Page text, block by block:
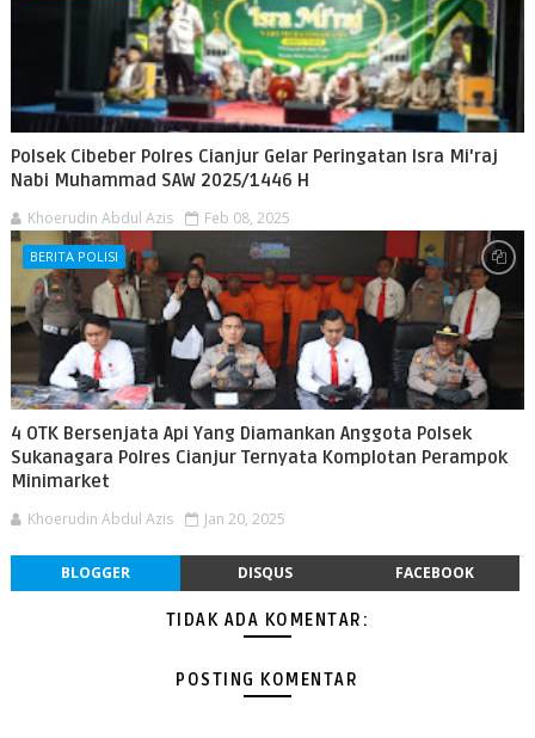
Polsek Cibeber Polres Cianjur Gelar Peringatan Isra Mi'raj
Nabi Muhammad SAW 2025/1446 H
Khoerudin Abdul Azis Feb 08, 2025
BERITA POLISI
4 OTK Bersenjata Api Yang Diamankan Anggota Polsek
Sukanagara Polres Cianjur Ternyata Komplotan Perampok
Minimarket
Khoerudin Abdul Azis Jan 20, 2025
BLOGGER DISQUS FACEBOOK
TIDAK ADA KOMENTAR:
POSTING KOMENTAR